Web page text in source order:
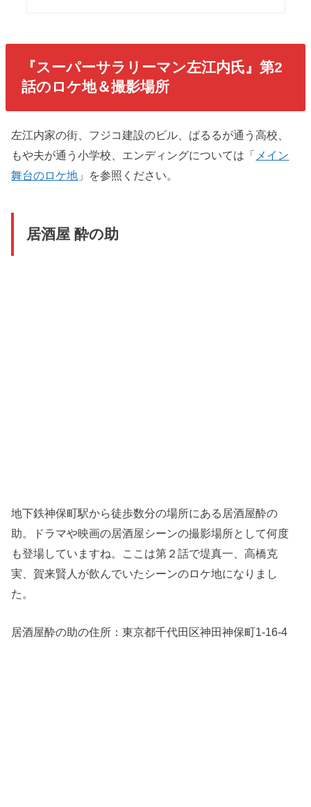
『スーパーサラリーマン左江内氏』第2
話のロケ地＆撮影場所
左江内家の街、フジコ建設のビル、ぱるるが通う高校、
もや夫が通う小学校、エンディングについては「 メイン
舞台のロケ地 」を参照ください。
居酒屋 酔の助
地下鉄神保町駅から徒歩数分の場所にある居酒屋酔の
助。ドラマや映画の居酒屋シーンの撮影場所として何度
も登場していますね。ここは第２話で堤真一、高橋克
実、賀来賢人が飲んでいたシーンのロケ地になりまし
た。
居酒屋酔の助の住所：東京都千代田区神田神保町1-16-4